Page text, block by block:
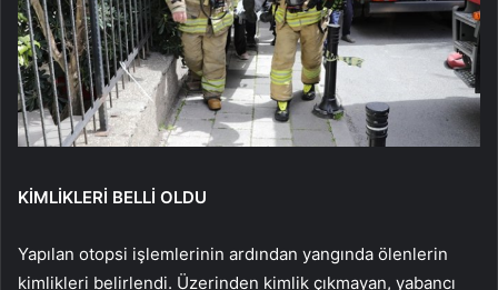
KİMLİKLERİ BELLİ OLDU
Yapılan otopsi işlemlerinin ardından yangında ölenlerin
kimlikleri belirlendi. Üzerinden kimlik çıkmayan, yabancı